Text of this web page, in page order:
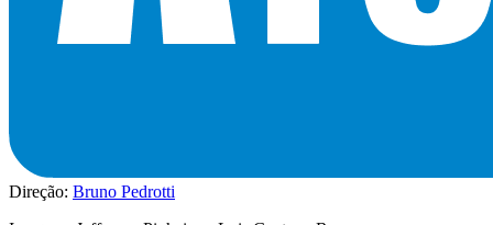
Direção: Bruno Pedrotti